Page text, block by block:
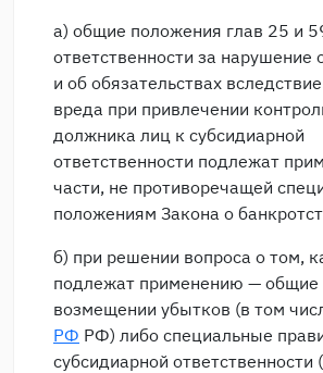
а) общие положения глав 25 и
ответственности за нарушение
и об обязательствах
вреда при привлечении
должника лиц к субсидиарной
ответственности подлежат
части, не противоречащей
положениям Закона о
б) при решении вопроса о том,
подлежат применению — общие
возмещении убытков (в том
РФ РФ) либо специальные
субсидиарной ответственности